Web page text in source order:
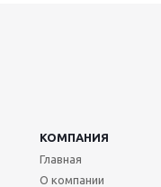
КОМПАНИЯ
Главная
О компании